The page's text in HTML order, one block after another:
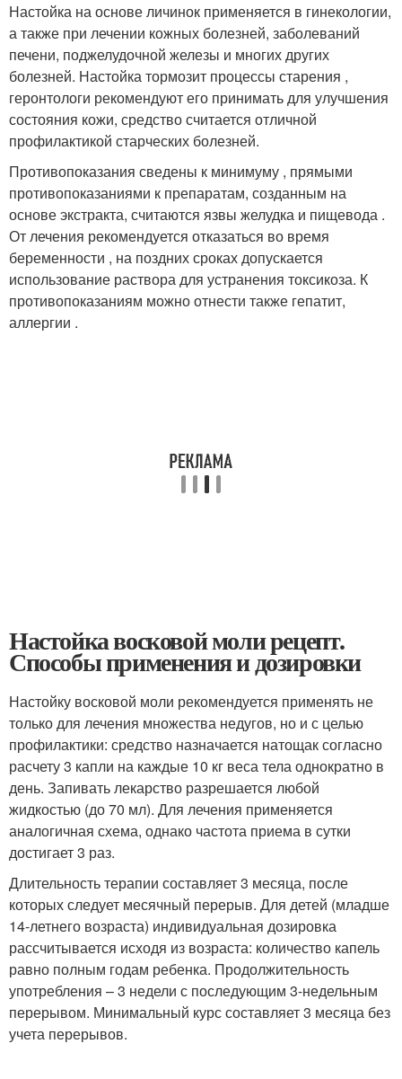
Настойка на основе личинок применяется в гинекологии,
а также при лечении кожных болезней, заболеваний
печени, поджелудочной железы и многих других
болезней. Настойка тормозит процессы старения ,
геронтологи рекомендуют его принимать для улучшения
состояния кожи, средство считается отличной
профилактикой старческих болезней.
Противопоказания сведены к минимуму , прямыми
противопоказаниями к препаратам, созданным на
основе экстракта, считаются язвы желудка и пищевода .
От лечения рекомендуется отказаться во время
беременности , на поздних сроках допускается
использование раствора для устранения токсикоза. К
противопоказаниям можно отнести также гепатит,
аллергии .
Настойка восковой моли рецепт.
Способы применения и дозировки
Настойку восковой моли рекомендуется применять не
только для лечения множества недугов, но и с целью
профилактики: средство назначается натощак согласно
расчету 3 капли на каждые 10 кг веса тела однократно в
день. Запивать лекарство разрешается любой
жидкостью (до 70 мл). Для лечения применяется
аналогичная схема, однако частота приема в сутки
достигает 3 раз.
Длительность терапии составляет 3 месяца, после
которых следует месячный перерыв. Для детей (младше
14-летнего возраста) индивидуальная дозировка
рассчитывается исходя из возраста: количество капель
равно полным годам ребенка. Продолжительность
употребления – 3 недели с последующим 3-недельным
перерывом. Минимальный курс составляет 3 месяца без
учета перерывов.